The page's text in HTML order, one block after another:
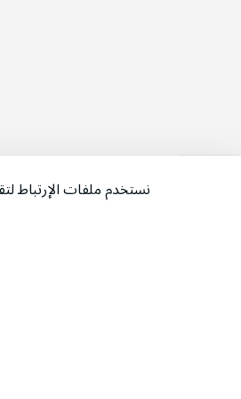
نستخدم ملفات الإرتباط